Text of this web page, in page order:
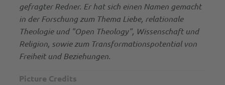
gefragter Redner. Er hat sich einen Namen gemacht
in der Forschung zum Thema Liebe, relationale
Theologie und "Open Theology", Wissenschaft und
Religion, sowie zum Transformationspotential von
Freiheit und Beziehungen.
Picture Credits